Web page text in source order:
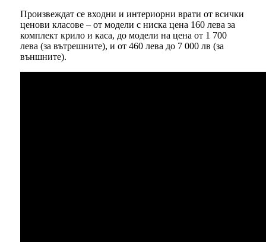
Произвеждат се входни и интериорни врати от всички
ценови класове – от модели с ниска цена 160 лева за
комплект крило и каса, до модели на цена от 1 700
лева (за вътрешните), и от 460 лева до 7 000 лв (за
външните).